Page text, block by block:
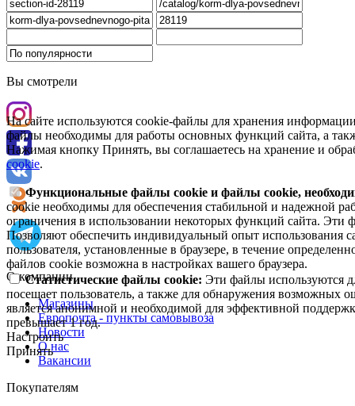
Вы смотрели
На сайте используются cookie-файлы для хранения
файлы необходимы для работы основных функций сайта, а
Нажимая кнопку Принять, вы соглашаетесь на хранение и
cookie.
Функциональные файлы cookie и файлы cookie,
cookie необходимы для обеспечения стабильной и надежной
ограничения в использовании некоторых функций сайта. Эти
Позволяют обеспечить индивидуальный опыт использования
пользователя, установленные в браузере, в течение
файлов cookie возможна в настройках вашего браузера.
Статистические файлы cookie: Эти файлы используются
посещает пользователь, а также для обнаружения возможных
является анонимной и необходимой для эффективной
превышает 1 год.
Настроить
Принять
О компании
Магазины
Европочта - пункты самовывоза
Новости
О нас
Вакансии
Покупателям